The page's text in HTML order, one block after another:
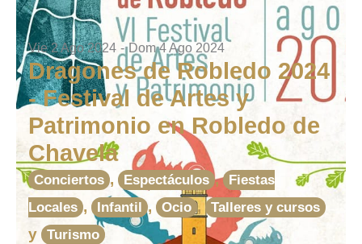
Vie 2 Ago 2024 - Dom 4 Ago 2024
Dragones de Robledo 2024
- Festival de Artes y
Patrimonio en Robledo de
Chavela
Conciertos , Espectáculos , Fiestas
Locales , Infantil , Ocio , Talleres y cursos
y Turismo